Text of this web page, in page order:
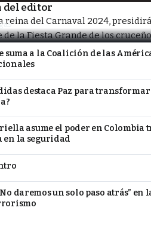
del editor
Carnavalito
suma a la Coalición de las
destaca Paz para
asume el poder en Colombia
en la seguridad
daremos un solo paso atrás”